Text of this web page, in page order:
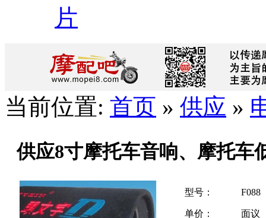
片
当前位置: 首页 » 供应 »
供应8寸摩托车音响、摩托车
型号： F088
单价： 面议